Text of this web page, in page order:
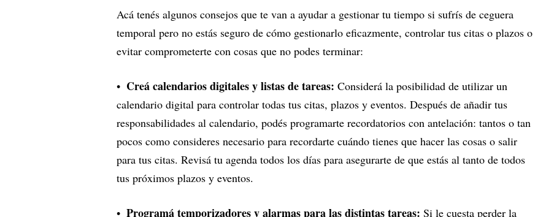
Acá tenés algunos consejos que te van a ayudar a gestionar tu tiempo si sufrís de ceguera
temporal pero no estás seguro de cómo gestionarlo eficazmente, controlar tus citas o plazos o
evitar comprometerte con cosas que no podes terminar:
Creá calendarios digitales y listas de tareas: Considerá la posibilidad de utilizar un
calendario digital para controlar todas tus citas, plazos y eventos. Después de añadir tus
responsabilidades al calendario, podés programarte recordatorios con antelación: tantos o tan
pocos como consideres necesario para recordarte cuándo tienes que hacer las cosas o salir
para tus citas. Revisá tu agenda todos los días para asegurarte de que estás al tanto de todos
tus próximos plazos y eventos.
Programá temporizadores y alarmas para las distintas tareas: Si le cuesta perder la